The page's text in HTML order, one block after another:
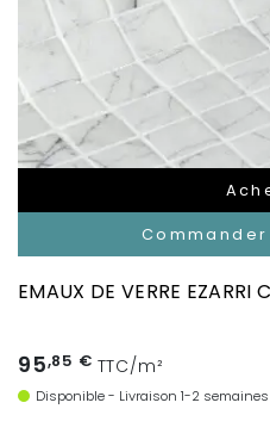
EMAUX DE VERRE EZARRI
95,85 € TTC/m²
Disponible - Livraison 1-2 semaines